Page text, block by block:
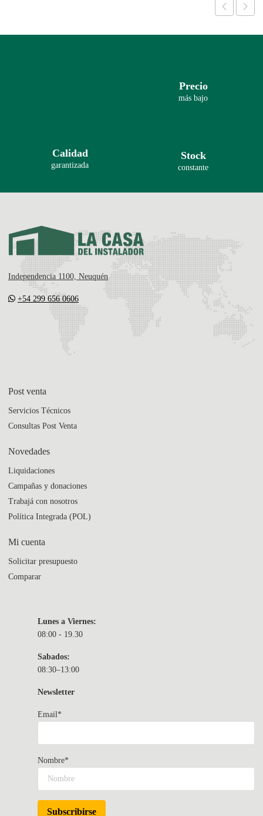
Precio
más bajo
Calidad
garantizada
Stock
constante
Independencia 1100, Neuquén
+54 299 656 0606
Post venta
Servicios Técnicos
Consultas Post Venta
Novedades
Liquidaciones
Campañas y donaciones
Trabajá con nosotros
Política Integrada (POL)
Mi cuenta
Solicitar presupuesto
Comparar
Lunes a Viernes:
08:00 - 19.30
Sabados:
08:30–13:00
Newsletter
Email*
Nombre*